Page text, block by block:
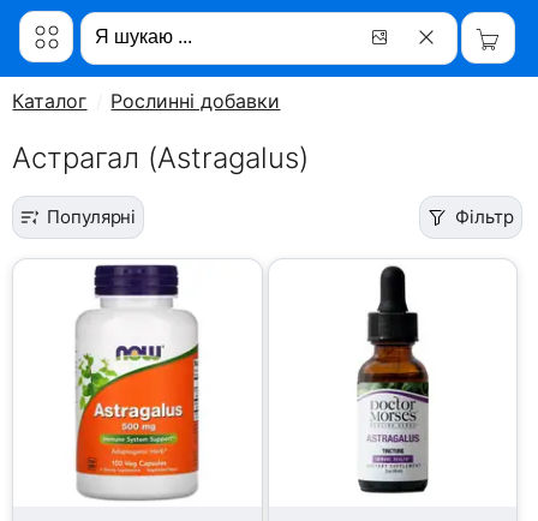
Каталог Рослинні добавки
Астрагал (Astragalus)
Популярні Фільтр